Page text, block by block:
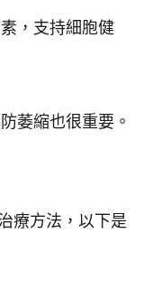
，支持細胞健
萎縮也很重要。
療方法，以下是